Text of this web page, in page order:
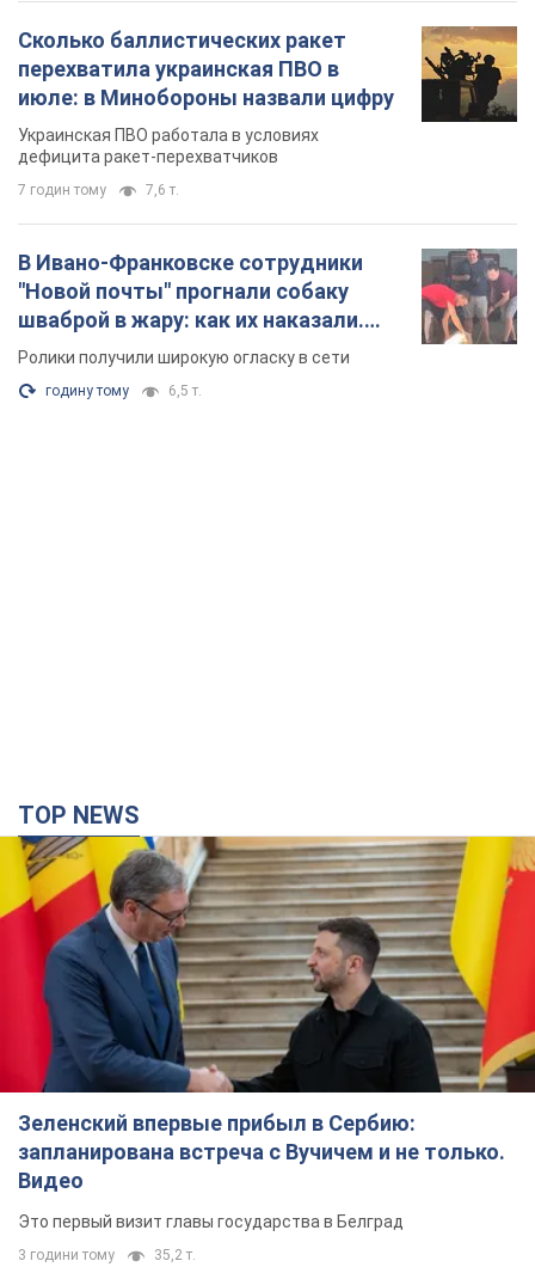
Сколько баллистических ракет
перехватила украинская ПВО в
июле: в Минобороны назвали цифру
Украинская ПВО работала в условиях
дефицита ракет-перехватчиков
7 годин тому 7,6 т.
В Ивано-Франковске сотрудники
"Новой почты" прогнали собаку
шваброй в жару: как их наказали.
Видео
Ролики получили широкую огласку в сети
годину тому 6,5 т.
TOP NEWS
Зеленский впервые прибыл в Сербию:
запланирована встреча с Вучичем и не только.
Видео
Это первый визит главы государства в Белград
3 години тому 35,2 т.